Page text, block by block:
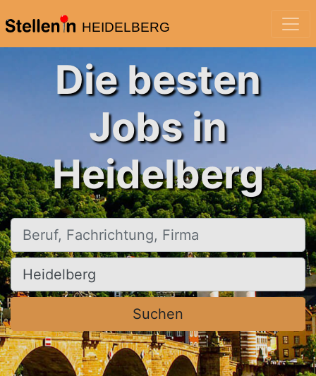
HEIDELBERG
Die besten
Jobs in
Heidelberg
Beruf, Fachrichtung, Firma
Ort, Stadt
Suchen